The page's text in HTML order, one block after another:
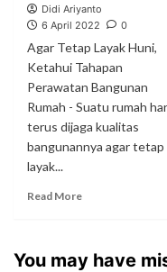
Didi Ariyanto
6 April 2022
0
Agar Tetap Layak Huni,
Ketahui Tahapan
Perawatan Bangunan
Rumah - Suatu rumah
terus dijaga kualitas
bangunannya agar tetap
layak...
Read More
You may have